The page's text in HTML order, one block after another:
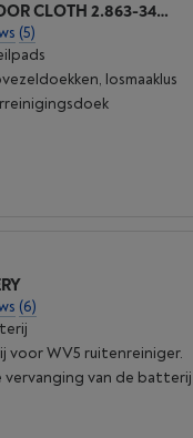
KARCHER POWER FLOOR CLOTH 2.863-342.0
(5)
losmaaklus
(6)
voor WV5 ruitenreiniger.
vervanging van de batterij